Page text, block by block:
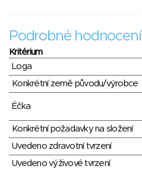
Podrobné hodnocení
Kritérium
Loga
Konkrétní země původu/výrobce
Éčka
Konkrétní požadavky na složení
Uvedeno zdravotní tvrzení
Uvedeno výživové tvrzení